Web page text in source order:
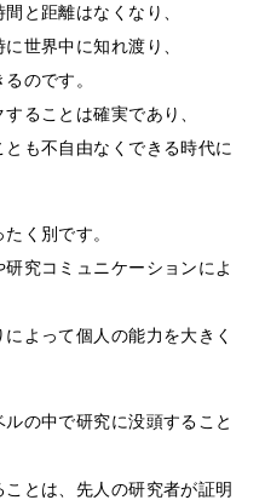
と距離はなくなり、
世界中に知れ渡り、
のです。
ることは確実であり、
も不自由なくできる時代に
く別です。
究コミュニケーションによ
よって個人の能力を大きく
の中で研究に没頭すること
とは、先人の研究者が証明